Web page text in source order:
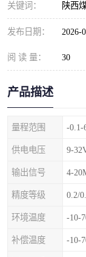
关键词： 陕西
发布日期： 2026-
阅 读 量： 30
产品描述
量程范围 -0.1-
供电电压 9-
输出信号 4-
精度等级 0.2/
环境温度 -10-
补偿温度 -10-